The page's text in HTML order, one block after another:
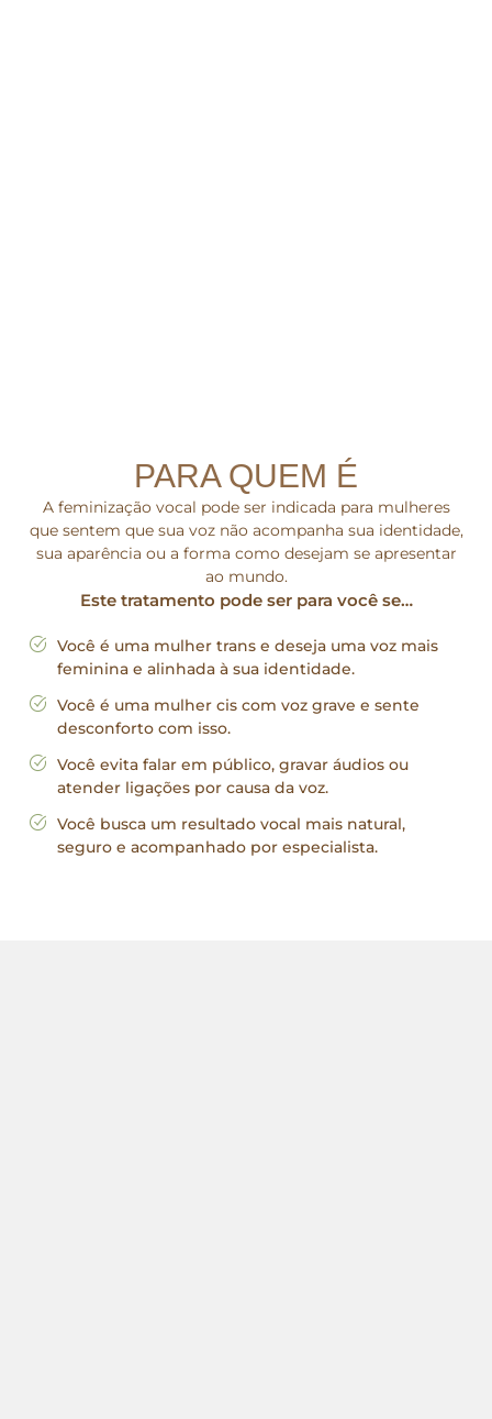
PARA QUEM É
A feminização vocal pode ser indicada para mulheres
que sentem que sua voz não acompanha sua identidade,
sua aparência ou a forma como desejam se apresentar
ao mundo.
Este tratamento pode ser para você se…
Você é uma mulher trans e deseja uma voz mais
feminina e alinhada à sua identidade.
Você é uma mulher cis com voz grave e sente
desconforto com isso.
Você evita falar em público, gravar áudios ou
atender ligações por causa da voz.
Você busca um resultado vocal mais natural,
seguro e acompanhado por especialista.